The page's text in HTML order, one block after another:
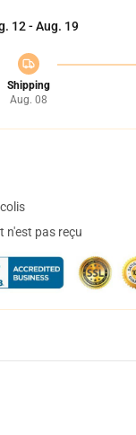
12 - Aug. 19
Shipping
Aug. 08
n'est pas reçu